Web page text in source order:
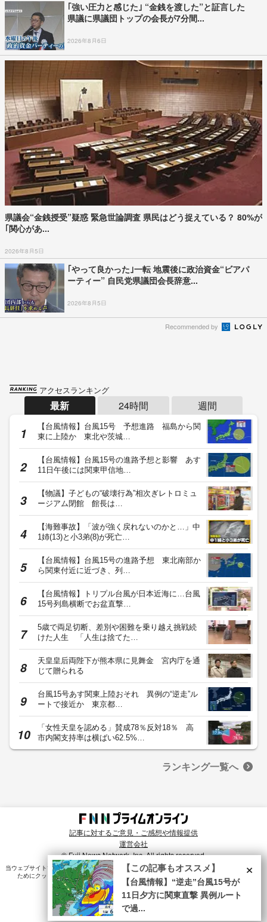
｢強い圧力と感じた｣ “金銭を渡した”と証言した
県議に県議団トップの会長が7分間...
2026年8月6日
県議会“金銭授受”疑惑 緊急世論調査 県民はどう捉えている？ 80%が
｢関心があ...
2026年8月5日
｢やって良かった｣一転 地震後に政治資金“ビアパ
ーティー” 自民党県議団会長辞意...
2026年8月5日
Recommended by
アクセスランキング
最新 24時間 週間
【台風情報】台風15号 予想進路 福島から関
東に上陸か 東北や茨城…
【台風情報】台風15号の進路予想と影響 あす
11日午後には関東甲信地…
【物議】子どもの“破壊行為”相次ぎレトロミュ
ージアム閉館 館長は…
【海難事故】「波が強く戻れないのかと…」中
1姉(13)と小3弟(8)が死亡…
【台風情報】台風15号の進路予想 東北南部か
ら関東付近に近づき、列…
【台風情報】トリプル台風が日本近海に…台風
15号列島横断でお盆直撃…
5歳で両足切断、差別や困難を乗り越え挑戦続
けた人生 「人生は捨てた…
天皇皇后両陛下が熊本県に見舞金 宮内庁を通
じて贈られる
台風15号あす関東上陸おそれ 異例の“逆走”ル
ートで接近か 東京都…
「女性天皇を認める」賛成78％反対18％ 高
市内閣支持率は横ばい62.5%…
ランキング一覧へ
記事に対するご意見・ご感想や情報提供
運営会社
© Fuji News Network, Inc. All rights reserved.
当ウェブサイトでは、ユーザのニーズ・興味・関⼼に合致したコンテンツや広告配信を提供する
ためにクッキーを使⽤しています。詳細は、
プライバシーポリシー をご確認ください。×
【この記事もオススメ】
【台風情報】“逆走”台風15号が
11日夕方に関東直撃 異例ルート
で過...